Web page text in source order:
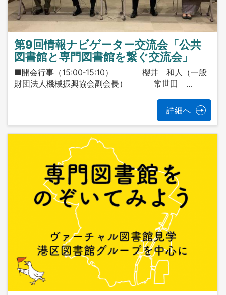
第9回情報ナビゲーター交流会「公共
図書館と専門図書館を繋ぐ交流会」
■開会行事（15:00‐15:10） 櫻井 和人（一般
財団法人機械振興協会副会長） 常世田 …
詳細へ